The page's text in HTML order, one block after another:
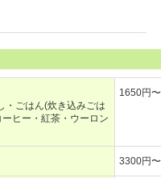
・ごはん(炊き込みごは
ヒー・紅茶・ウーロン
1650円〜
3300円〜